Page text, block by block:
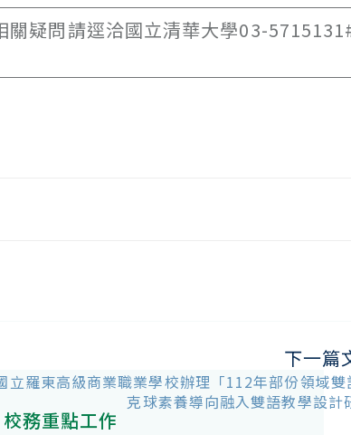
疑問請逕洽國立清華大學03-
下一篇
立羅東高級商業職業學校辦理「112年部份領域
克球素養導向融入雙語教學設計
校務重點工作